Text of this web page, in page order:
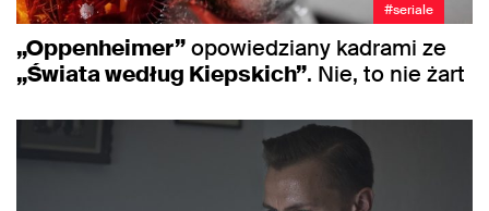
#seriale
„Oppenheimer”opowiedziany kadrami ze
„Świata według Kiepskich”. Nie, to nie żart